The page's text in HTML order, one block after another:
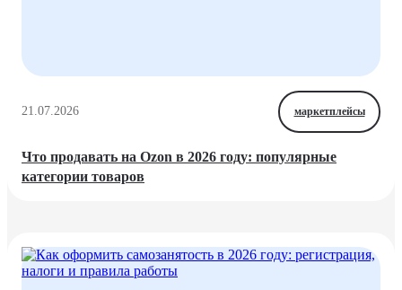
21.07.2026 маркетплейсы
Что продавать на Ozon в 2026 году: популярные
категории товаров